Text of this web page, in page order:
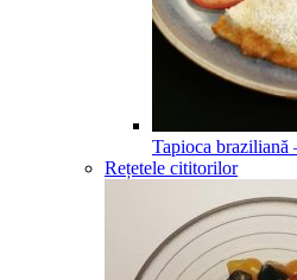
Tapioca braziliană
Rețetele cititorilor